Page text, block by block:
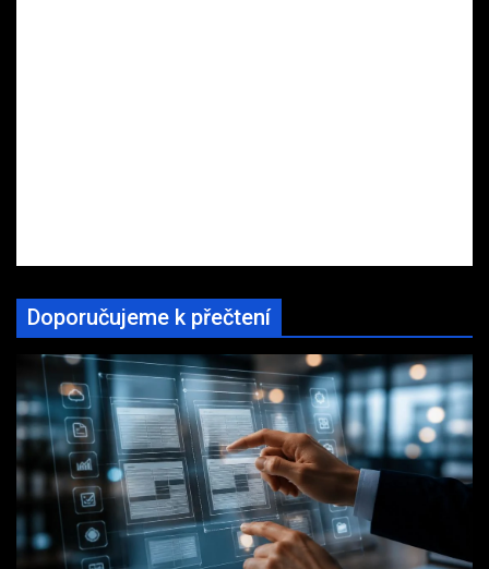
Doporučujeme k přečtení